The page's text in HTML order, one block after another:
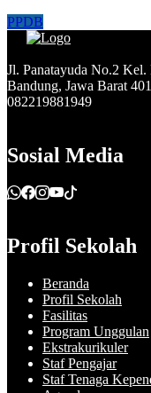
PPDB
Jl. Panatayuda No.2
Bandung, Jawa Barat
082219881949
Sosial Media
Profil Sekolah
Beranda
Profil Sekolah
Fasilitas
Program Unggulan
Ekstrakurikuler
Staf Pengajar
Staf Tenaga